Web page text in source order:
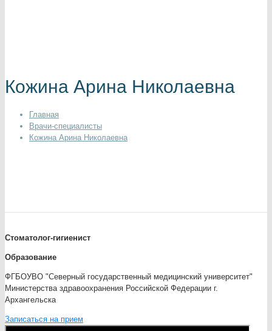
Кожина Арина Николаевна
Главная
Врачи-специалисты
Кожина Арина Николаевна
Стоматолог-гигиенист
Образование
ФГБОУВО "Северный государственный медицинский университет"
Министерства здравоохранения Российской Федерации г.
Архангельска
Записаться на прием